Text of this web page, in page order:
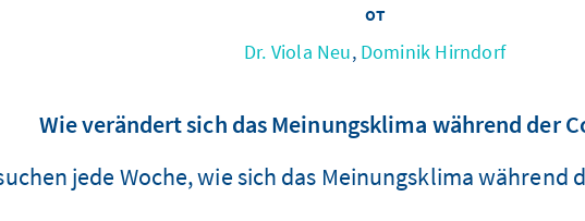
от
Dr. Viola Neu, Dominik Hirndorf
Wie verändert sich das Meinungsklima während der
jede Woche, wie sich das Meinungsklima während